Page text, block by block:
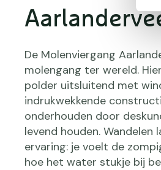
De Molenviergang
molengang ter wereld.
polder uitsluitend met
indrukwekkende
onderhouden door
levend houden. Wandelen
ervaring: je voelt de
hoe het water stukje bij